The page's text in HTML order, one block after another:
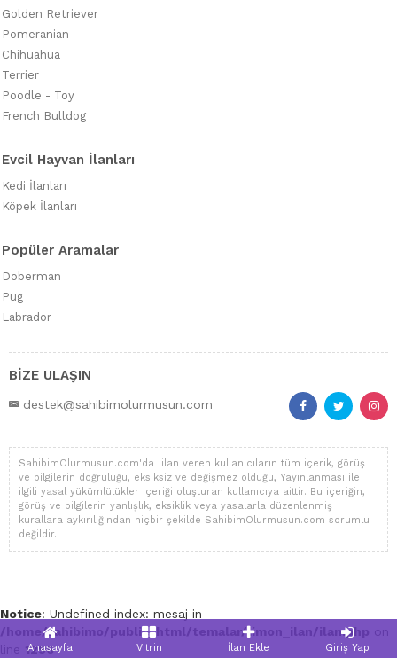
Golden Retriever
Pomeranian
Chihuahua
Terrier
Poodle - Toy
French Bulldog
Evcil Hayvan İlanları
Kedi İlanları
Köpek İlanları
Popüler Aramalar
Doberman
Pug
Labrador
BİZE ULAŞIN
destek@sahibimolurmusun.com
SahibimOlurmusun.com'da ilan veren kullanıcıların tüm içerik, görüş
ve bilgilerin doğruluğu, eksiksiz ve değişmez olduğu, Yayınlanması ile
ilgili yasal yükümlülükler içeriği oluşturan kullanıcıya aittir. Bu içeriğin,
görüş ve bilgilerin yanlışlık, eksiklik veya yasalarla düzenlenmiş
kurallara aykırılığından hiçbir şekilde SahibimOlurmusun.com sorumlu
değildir.
Anasayfa Vitrin İlan Ekle Giriş Yap
Notice: Undefined index: mesaj in
/home/sahibimo/public_html/temalar/limon_ilan/ilan.php on
line 1296